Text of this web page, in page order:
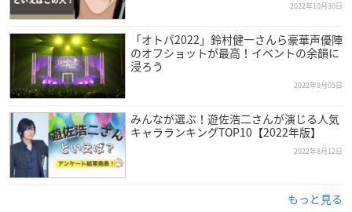
2022年10月30日
「オトパ2022」鈴村健一さんら豪華声優陣
のオフショットが最高！イベントの余韻に
浸ろう
2022年9月05日
みんなが選ぶ！遊佐浩二さんが演じる人気
キャラランキングTOP10【2022年版】
2022年8月12日
もっと見る